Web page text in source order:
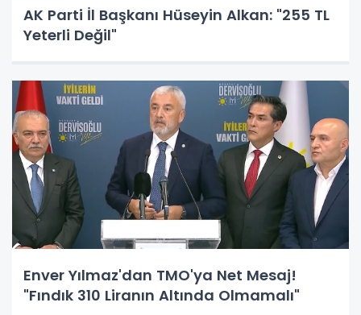
AK Parti İl Başkanı Hüseyin Alkan: "255 TL
Yeterli Değil"
Enver Yılmaz'dan TMO'ya Net Mesaj!
"Fındık 310 Liranın Altında Olmamalı"